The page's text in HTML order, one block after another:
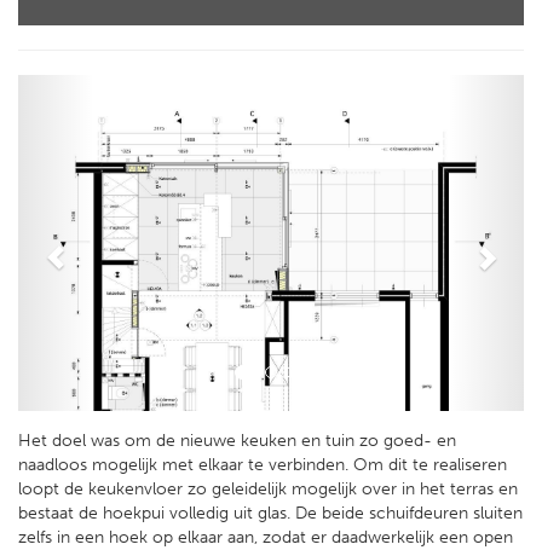
Het doel was om de nieuwe keuken en tuin zo goed- en
naadloos mogelijk met elkaar te verbinden. Om dit te realiseren
loopt de keukenvloer zo geleidelijk mogelijk over in het terras en
bestaat de hoekpui volledig uit glas. De beide schuifdeuren sluiten
zelfs in een hoek op elkaar aan, zodat er daadwerkelijk een open